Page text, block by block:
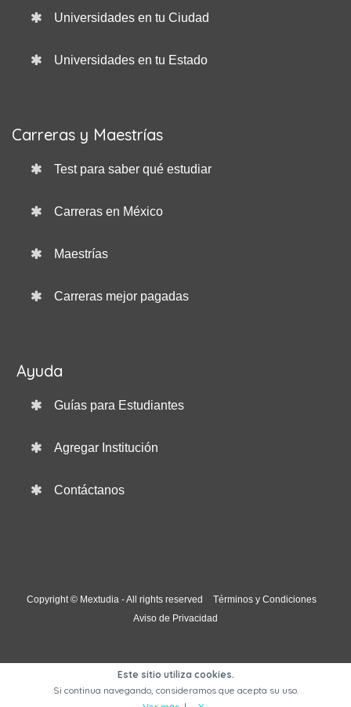
Universidades en tu Ciudad
Universidades en tu Estado
Carreras y Maestrías
Test para saber qué estudiar
Carreras en México
Maestrías
Carreras mejor pagadas
Ayuda
Guías para Estudiantes
Agregar Institución
Contáctanos
Copyright © Mextudia - All rights reserved
Términos y Condiciones
Aviso de Privacidad
Este sitio utiliza cookies.
Si continua navegando, consideramos que acepta su uso.